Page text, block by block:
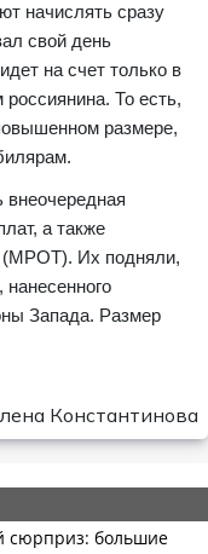
начислять сразу
свой день
на счет только в
То есть,
размере,
а также
(МРОТ). Их подняли,
Запада. Размер
Константинова